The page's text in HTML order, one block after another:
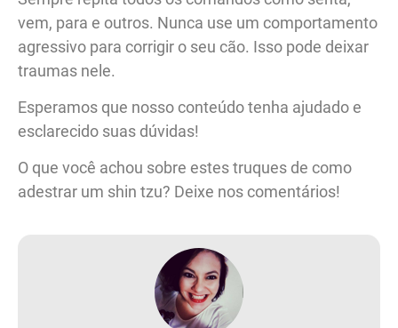
vem, para e outros. Nunca use um comportamento
agressivo para corrigir o seu cão. Isso pode deixar
traumas nele.
Esperamos que nosso conteúdo tenha ajudado e
esclarecido suas dúvidas!
O que você achou sobre estes truques de como
adestrar um shin tzu? Deixe nos comentários!